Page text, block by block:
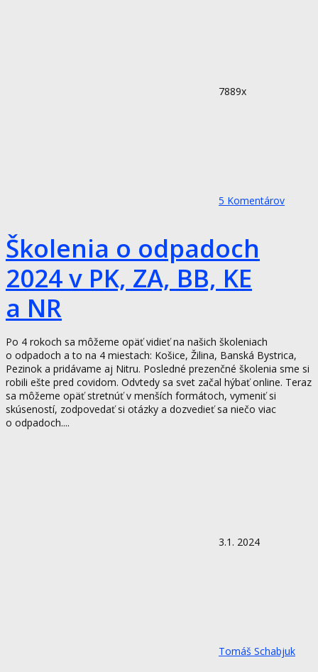
7889x
5 Komentárov
Školenia o odpadoch
2024 v PK, ZA, BB, KE
a NR
Po 4 rokoch sa môžeme opäť vidieť na našich školeniach
o odpadoch a to na 4 miestach: Košice, Žilina, Banská Bystrica,
Pezinok a pridávame aj Nitru. Posledné prezenčné školenia sme si
robili ešte pred covidom. Odvtedy sa svet začal hýbať online. Teraz
sa môžeme opäť stretnúť v menších formátoch, vymeniť si
skúseností, zodpovedať si otázky a dozvedieť sa niečo viac
o odpadoch....
3.1. 2024
Tomáš Schabjuk